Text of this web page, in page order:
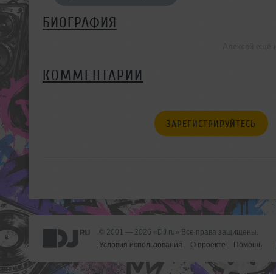
БИОГРАФИЯ
КОММЕНТАРИИ
ЗАРЕГИСТРИРУЙТЕСЬ
© 2001 — 2026 «DJ.ru» Все права защищены.
Условия использования
О проекте Помощь